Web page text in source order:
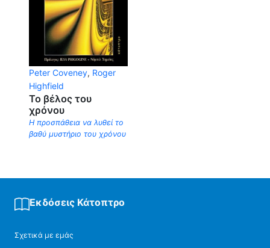
Peter Coveney, Roger
Highfield
Το βέλος του
χρόνου
Η προσπάθεια να λυθεί το
βαθύ μυστήριο του χρόνου
Εκδόσεις Κάτοπτρο
Σχετικά με εμάς